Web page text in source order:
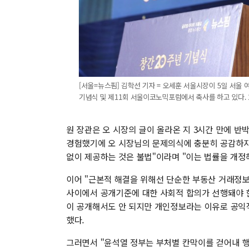
[서울=뉴스핌] 김학선 기자 = 오세훈 서울시장이 5일 서울
기념식 및 제11회 서울이코노믹포럼에서 축사를 하고
원 장관은 오 시장의 글이 올라온 지 3시간 만에 반
경험했기에 오 시장님의 문제의식에 충분히 공감
없이 제공하는 것은 불법"이라며 "이는 법률을 개
이어 "근본적 해결을 위해선 단순한 부동산 거래정
사이에서 공개기준에 대한 사회적 합의가 선행돼
이 공개해서도 안 되지만 개인정보라는 이유로 공
했다.
그러면서 "윤석열 정부는 부처별 칸막이를 걷어내